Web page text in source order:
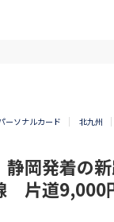
ーソナルカード 北九州
静岡発着の
片道9,000